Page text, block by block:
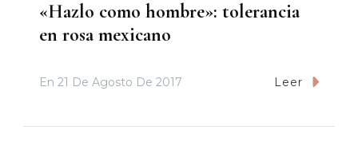
«Hazlo como hombre»: tolerancia
en rosa mexicano
En 21 De Agosto De 2017 Leer